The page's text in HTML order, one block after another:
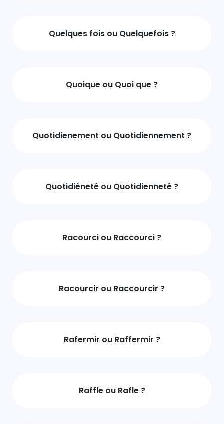
Quelques fois ou Quelquefois ?
Quoique ou Quoi que ?
Quotidienement ou Quotidiennement ?
Quotidièneté ou Quotidienneté ?
Racourci ou Raccourci ?
Racourcir ou Raccourcir ?
Rafermir ou Raffermir ?
Raffle ou Rafle ?